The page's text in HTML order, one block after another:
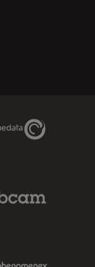
Genedata Link